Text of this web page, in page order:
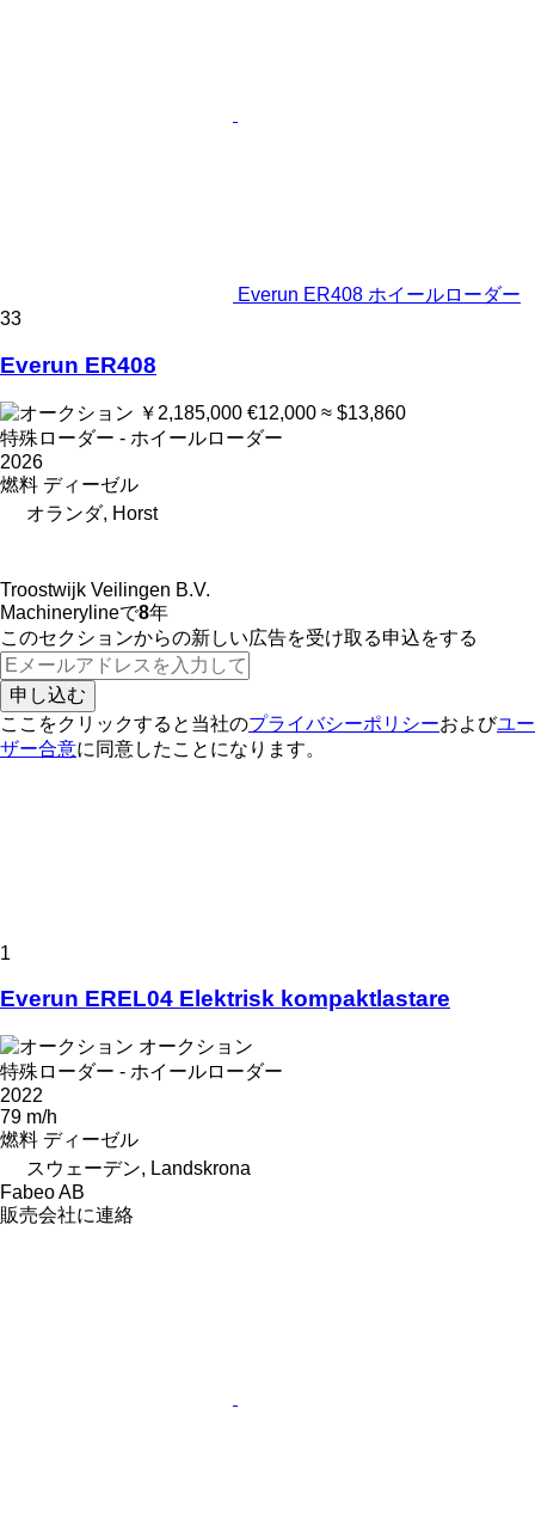
Everun ER408 ホイールローダー
33
Everun ER408
￥2,185,000 €12,000 ≈ $13,860
特殊ローダー - ホイールローダー
2026
燃料 ディーゼル
オランダ, Horst
Troostwijk Veilingen B.V.
Machinerylineで8年
このセクションからの新しい広告を受け取る申込をする
申し込む
ここをクリックすると当社のプライバシーポリシーおよびユー
ザー合意に同意したことになります。
1
Everun EREL04 Elektrisk kompaktlastare
オークション
特殊ローダー - ホイールローダー
2022
79 m/h
燃料 ディーゼル
スウェーデン, Landskrona
Fabeo AB
販売会社に連絡